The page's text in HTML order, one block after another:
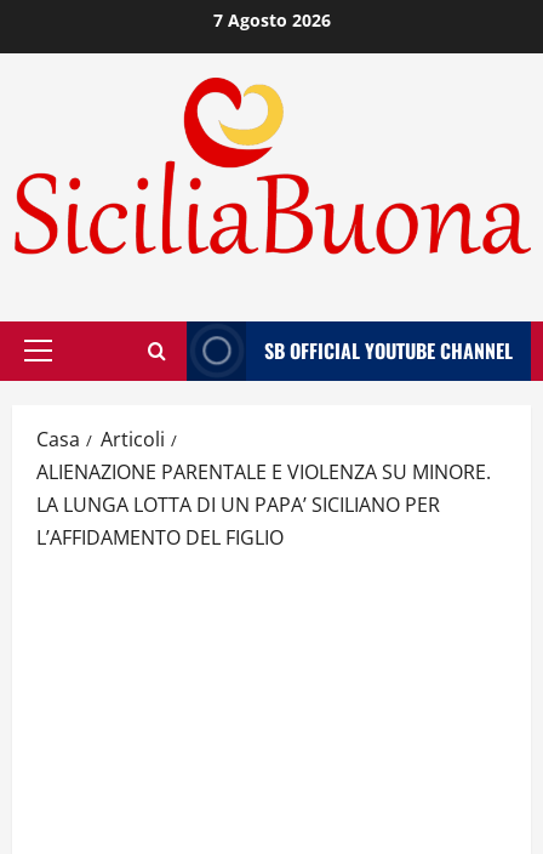
al
7 Agosto 2026
Menù
SB OFFICIAL YOUTUBE CHANNEL
Casa
Articoli
ALIENAZIONE PARENTALE E VIOLENZA SU MINORE.
LA LUNGA LOTTA DI UN PAPA’ SICILIANO PER
L’AFFIDAMENTO DEL FIGLIO